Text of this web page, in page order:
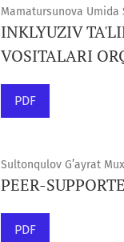
Mamatursunova Umida
INKLYUZIV
VOSITALARI
PDF
Sultonqulov G’ayrat
PEER-
PDF